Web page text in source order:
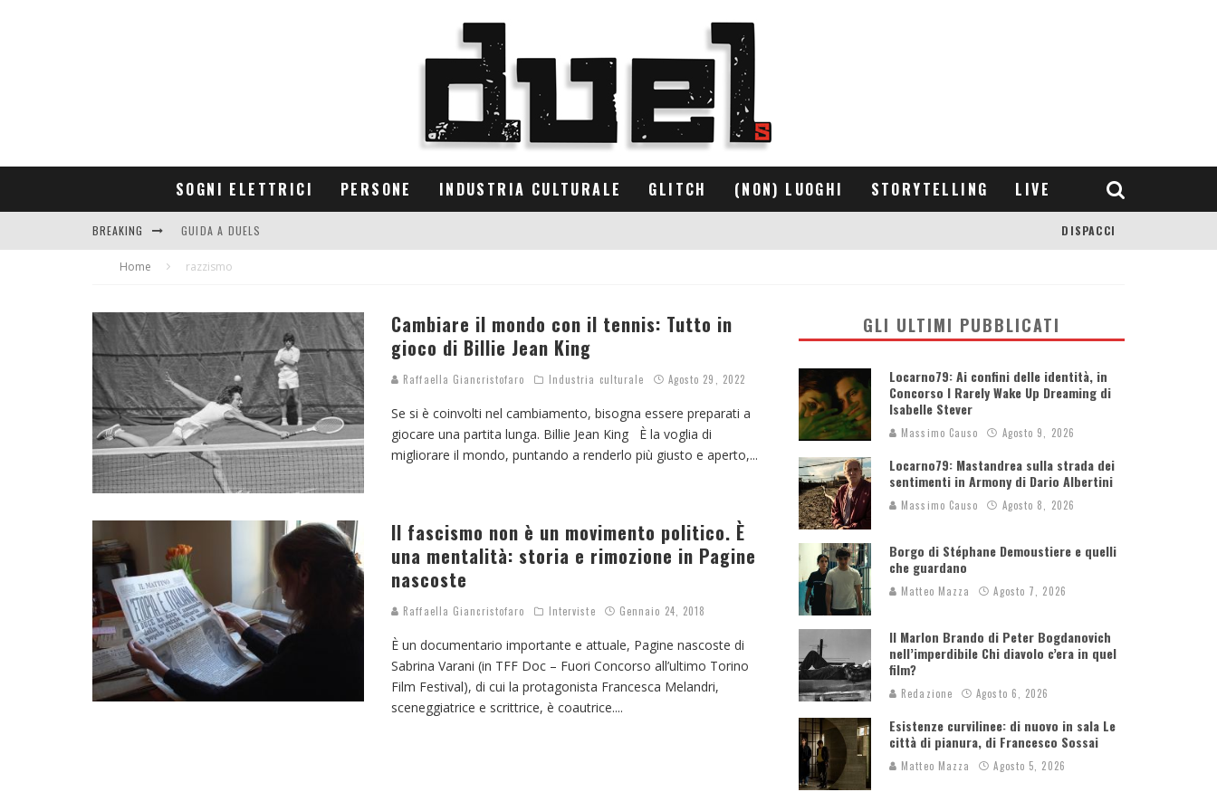
SOGNI ELETTRICI PERSONE INDUSTRIA CULTURALE GLITCH (NON) LUOGHI STORYTELLING LIVE
BREAKING GUIDA A DUELS
CONTRIBUTORS
DISPACCI
Home razzismo
Cambiare il mondo con il tennis: Tutto in
gioco di Billie Jean King
Raffaella Giancristofaro Industria culturale Agosto 29, 2022
Se si è coinvolti nel cambiamento, bisogna essere preparati a
giocare una partita lunga. Billie Jean King È la voglia di
migliorare il mondo, puntando a renderlo più giusto e aperto,...
Il fascismo non è un movimento politico. È
una mentalità: storia e rimozione in Pagine
nascoste
Raffaella Giancristofaro Interviste Gennaio 24, 2018
È un documentario importante e attuale, Pagine nascoste di
Sabrina Varani (in TFF Doc – Fuori Concorso all’ultimo Torino
Film Festival), di cui la protagonista Francesca Melandri,
sceneggiatrice e scrittrice, è coautrice....
GLI ULTIMI PUBBLICATI
Locarno79: Ai confini delle identità, in
Concorso I Rarely Wake Up Dreaming di
Isabelle Stever
Massimo Causo Agosto 9, 2026
Locarno79: Mastandrea sulla strada dei
sentimenti in Armony di Dario Albertini
Massimo Causo Agosto 8, 2026
Borgo di Stéphane Demoustiere e quelli
che guardano
Matteo Mazza Agosto 7, 2026
Il Marlon Brando di Peter Bogdanovich
nell’imperdibile Chi diavolo c’era in quel
film?
Redazione Agosto 6, 2026
Esistenze curvilinee: di nuovo in sala Le
città di pianura, di Francesco Sossai
Matteo Mazza Agosto 5, 2026